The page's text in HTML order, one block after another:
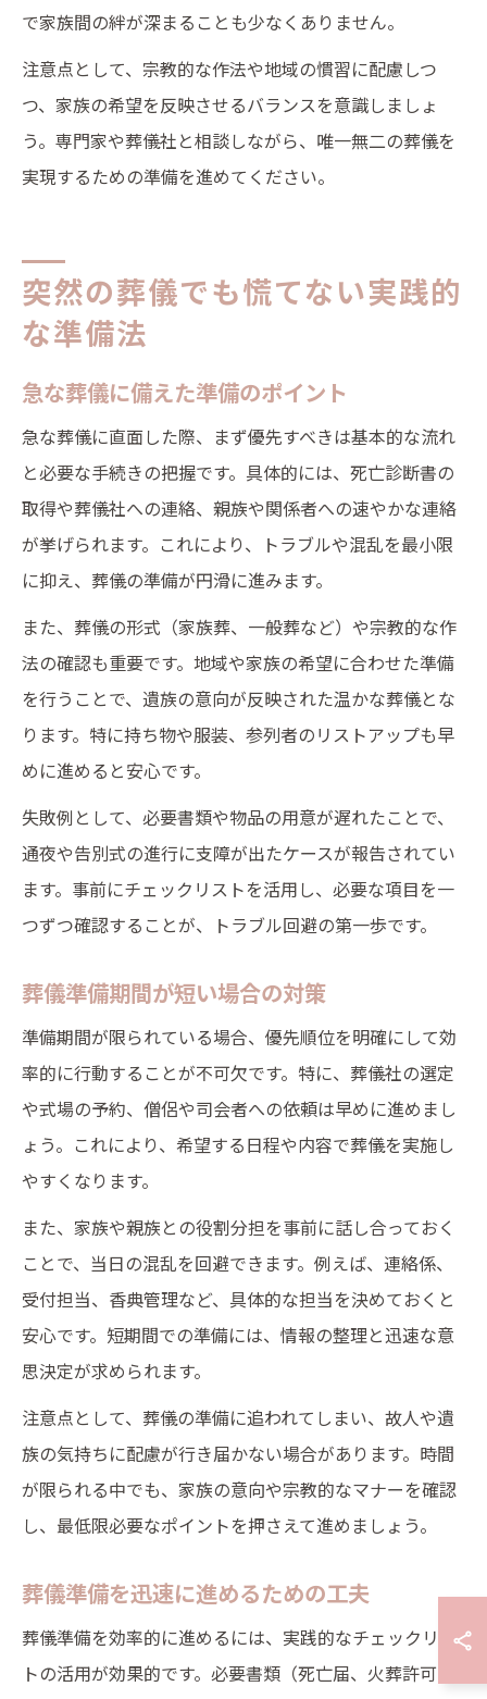
で家族間の絆が深まることも少なくありません。
注意点として、宗教的な作法や地域の慣習に配慮しつ
つ、家族の希望を反映させるバランスを意識しましょ
う。専門家や葬儀社と相談しながら、唯一無二の葬儀を
実現するための準備を進めてください。
突然の葬儀でも慌てない実践的
な準備法
急な葬儀に備えた準備のポイント
急な葬儀に直面した際、まず優先すべきは基本的な流れ
と必要な手続きの把握です。具体的には、死亡診断書の
取得や葬儀社への連絡、親族や関係者への速やかな連絡
が挙げられます。これにより、トラブルや混乱を最小限
に抑え、葬儀の準備が円滑に進みます。
また、葬儀の形式（家族葬、一般葬など）や宗教的な作
法の確認も重要です。地域や家族の希望に合わせた準備
を行うことで、遺族の意向が反映された温かな葬儀とな
ります。特に持ち物や服装、参列者のリストアップも早
めに進めると安心です。
失敗例として、必要書類や物品の用意が遅れたことで、
通夜や告別式の進行に支障が出たケースが報告されてい
ます。事前にチェックリストを活用し、必要な項目を一
つずつ確認することが、トラブル回避の第一歩です。
葬儀準備期間が短い場合の対策
準備期間が限られている場合、優先順位を明確にして効
率的に行動することが不可欠です。特に、葬儀社の選定
や式場の予約、僧侶や司会者への依頼は早めに進めまし
ょう。これにより、希望する日程や内容で葬儀を実施し
やすくなります。
また、家族や親族との役割分担を事前に話し合っておく
ことで、当日の混乱を回避できます。例えば、連絡係、
受付担当、香典管理など、具体的な担当を決めておくと
安心です。短期間での準備には、情報の整理と迅速な意
思決定が求められます。
注意点として、葬儀の準備に追われてしまい、故人や遺
族の気持ちに配慮が行き届かない場合があります。時間
が限られる中でも、家族の意向や宗教的なマナーを確認
し、最低限必要なポイントを押さえて進めましょう。
葬儀準備を迅速に進めるための工夫
葬儀準備を効率的に進めるには、実践的なチェックリス
トの活用が効果的です。必要書類（死亡届、火葬許可証